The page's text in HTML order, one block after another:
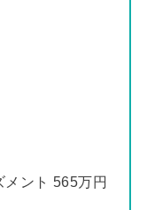
メント 565万円